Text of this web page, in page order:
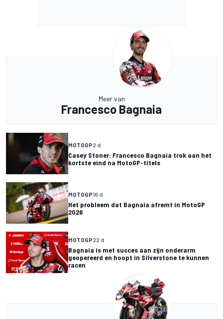
Meer van
Francesco Bagnaia
MOTOGP2 d
Casey Stoner: Francesco Bagnaia trok aan het
kortste eind na MotoGP-titels
MOTOGP16 d
Het probleem dat Bagnaia afremt in MotoGP
2026
MOTOGP22 d
Bagnaia is met succes aan zijn onderarm
geopereerd en hoopt in Silverstone te kunnen
racen